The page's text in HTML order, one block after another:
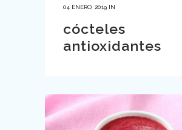
04 ENERO, 2019 IN
cócteles
antioxidantes